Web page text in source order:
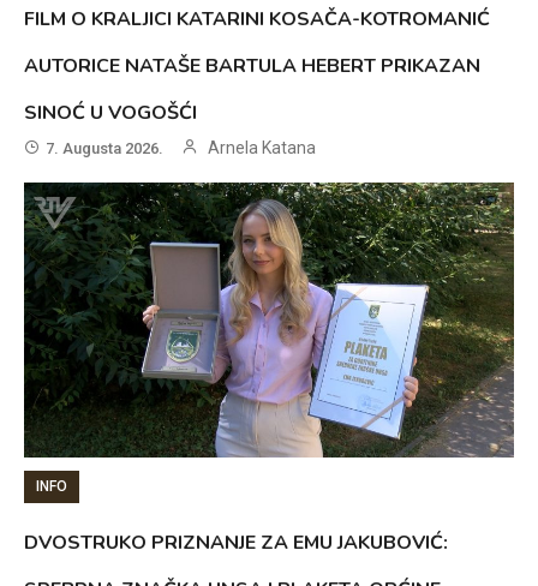
FILM O KRALJICI KATARINI KOSAČA-KOTROMANIĆ
AUTORICE NATAŠE BARTULA HEBERT PRIKAZAN
SINOĆ U VOGOŠĆI
7. Augusta 2026. Arnela Katana
INFO
DVOSTRUKO PRIZNANJE ZA EMU JAKUBOVIĆ: